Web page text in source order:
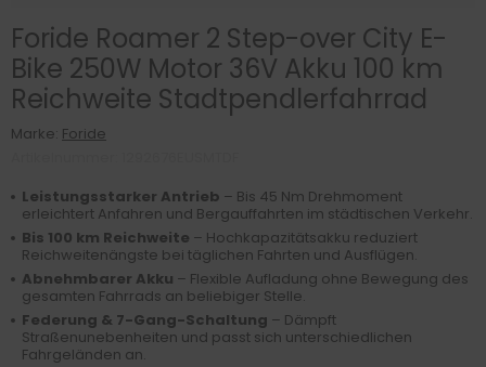
Foride Roamer 2 Step-over City E-
Bike 250W Motor 36V Akku 100 km
Reichweite Stadtpendlerfahrrad
Marke: Foride
Leistungsstarker Antrieb – Bis 45 Nm Drehmoment
erleichtert Anfahren und Bergauffahrten im städtischen Verkehr.
Bis 100 km Reichweite – Hochkapazitätsakku reduziert
Reichweitenängste bei täglichen Fahrten und Ausflügen.
Abnehmbarer Akku – Flexible Aufladung ohne Bewegung des
gesamten Fahrrads an beliebiger Stelle.
Federung & 7-Gang-Schaltung – Dämpft
Straßenunebenheiten und passt sich unterschiedlichen
Fahrgeländen an.